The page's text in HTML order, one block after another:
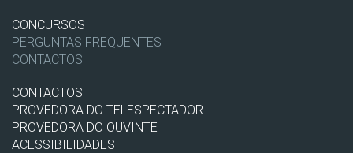
CONCURSOS
PERGUNTAS FREQUENTES
CONTACTOS
CONTACTOS
PROVEDORA DO TELESPECTADOR
PROVEDORA DO OUVINTE
ACESSIBILIDADES